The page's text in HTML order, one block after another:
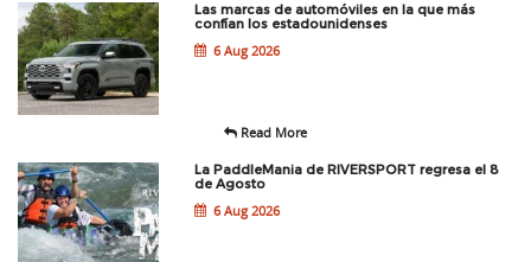
Las marcas de automóviles en la que más
confían los estadounidenses
6 Aug 2026
Read More
La PaddleMania de RIVERSPORT regresa el 8
de Agosto
6 Aug 2026